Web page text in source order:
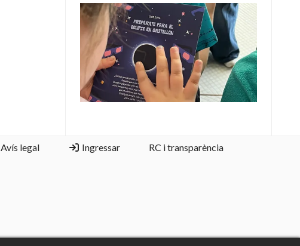
Avís legal Ingressar RC i transparència